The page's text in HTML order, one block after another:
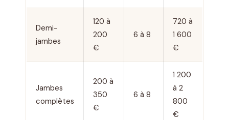
Demi-
jambes
120 à
200
€
6 à 8
720 à
1 600
€
Jambes
complètes
200 à
350
€
6 à 8
1 200
à 2
800
€